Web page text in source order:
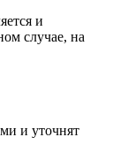
и
случае, на
и уточнят